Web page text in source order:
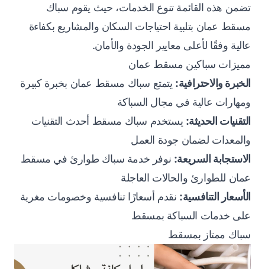
تضمن هذه القائمة تنوع الخدمات، حيث يقوم سباك
مسقط عمان بتلبية احتياجات السكان والمشاريع بكفاءة
عالية وفقًا لأعلى معايير الجودة والأمان.
مميزات سباكين مسقط عمان
الخبرة والاحترافية: يتمتع سباك مسقط عمان بخبرة كبيرة
ومهارات عالية في مجال السباكة
التقنيات الحديثة: يستخدم سباك مسقط أحدث التقنيات
والمعدات لضمان جودة العمل
الاستجابة السريعة: نوفر خدمة سباك طوارئ في مسقط
عمان للطوارئ والحالات العاجلة
الأسعار التنافسية: نقدم أسعارًا تنافسية وخصومات مغرية
على خدمات السباكة بمسقط
سباك ممتاز بمسقط